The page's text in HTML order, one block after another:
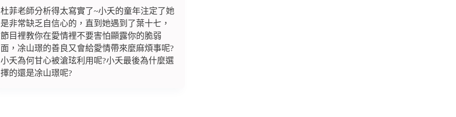
杜菲老師分析得太寫實了~小夭的童年注定了她
是非常缺乏自信心的，直到她遇到了葉十七，
節目裡教你在愛情裡不要害怕顯露你的脆弱
面，凃山璟的善良又會給愛情帶來麼麻煩事呢?
小夭為何甘心被滄玹利用呢?小夭最後為什麼選
擇的還是凃山璟呢?